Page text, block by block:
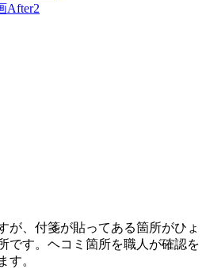
が、付箋が貼ってある箇所がひょ
です。ヘコミ箇所を職人が確認を
す。